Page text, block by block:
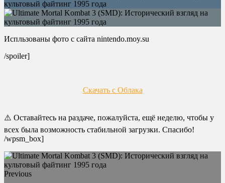
Испльзованы фото с сайта nintendo.moy.su
/spoiler]
Скачать с Облака
⚠️ Оставайтесь на раздаче, пожалуйста, ещё неделю, чтобы у
всех была возможность стабильной загрузки. Спасибо!
/wpsm_box]
Previous